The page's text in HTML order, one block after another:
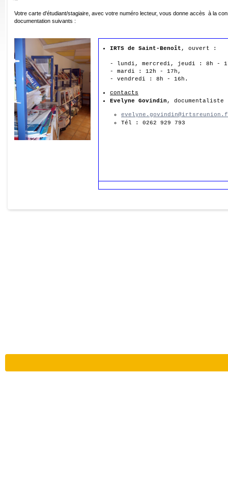
Votre carte d'étudiant/stagiaire, avec votre numéro lecteur, vous donne accès à la
documentation suivants :
IRTS de Saint-Benoît , ouvert :
- lundi, mercredi, jeudi : 8h -
- mardi : 12h - 17h,
- vendredi : 8h - 16h.
contacts
Evelyne Govindin , documentaliste
Tél : 0262 929 793